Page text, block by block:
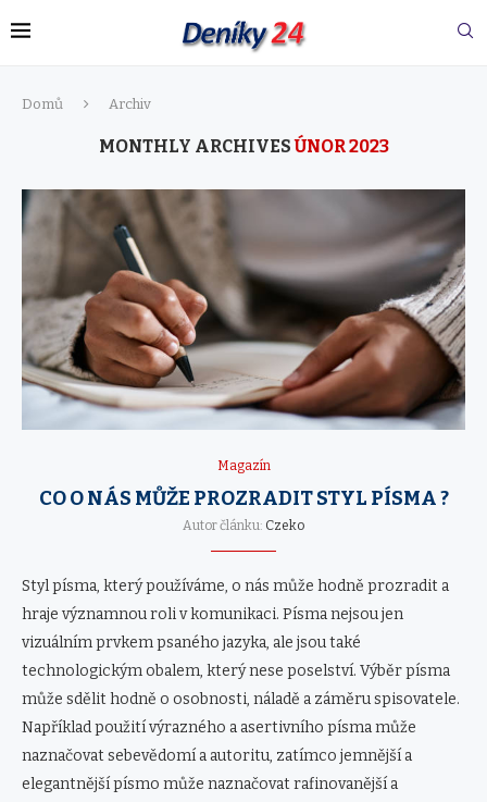
Domů Archiv
MONTHLY ARCHIVESÚNOR 2023
Magazín
CO O NÁS MŮŽE PROZRADIT STYL PÍSMA ?
Autor článku: Czeko
Styl písma, který používáme, o nás může hodně prozradit a
hraje významnou roli v komunikaci. Písma nejsou jen
vizuálním prvkem psaného jazyka, ale jsou také
technologickým obalem, který nese poselství. Výběr písma
může sdělit hodně o osobnosti, náladě a záměru spisovatele.
Například použití výrazného a asertivního písma může
naznačovat sebevědomí a autoritu, zatímco jemnější a
elegantnější písmo může naznačovat rafinovanější a